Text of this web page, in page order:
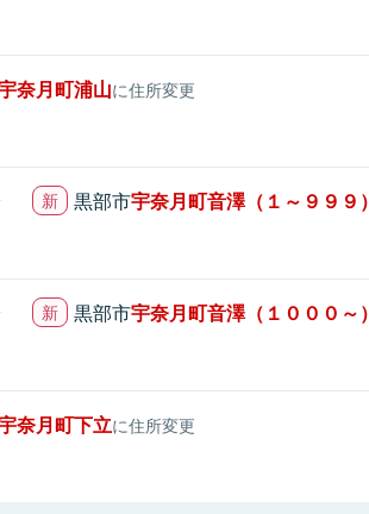
奈月町浦山に住所変更
黒部市宇奈月町音澤（１～９９９）
黒部市宇奈月町音澤（１０００～）
奈月町下立に住所変更